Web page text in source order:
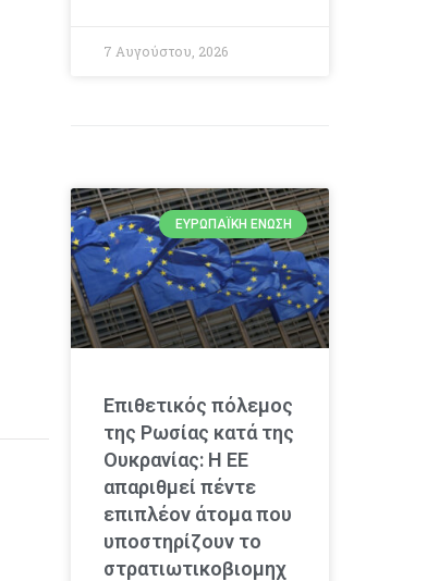
7 Αυγούστου, 2026
ΕΥΡΩΠΑΪΚΉ ΈΝΩΣΗ
Επιθετικός πόλεμος
της Ρωσίας κατά της
Ουκρανίας: Η ΕΕ
απαριθμεί πέντε
επιπλέον άτομα που
υποστηρίζουν το
στρατιωτικοβιομηχ